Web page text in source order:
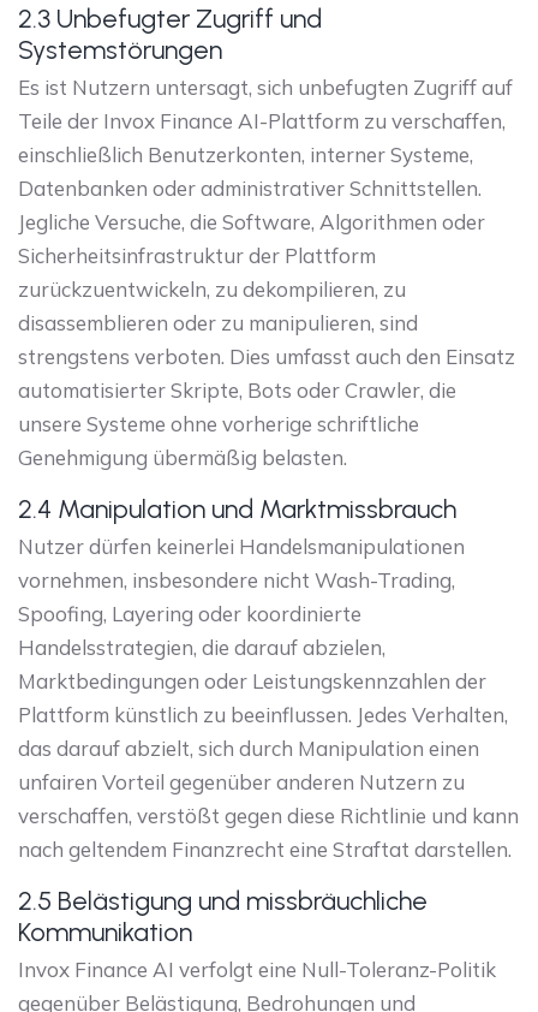
2.3 Unbefugter Zugriff und
Systemstörungen
Es ist Nutzern untersagt, sich unbefugten Zugriff auf
Teile der Invox Finance AI-Plattform zu verschaffen,
einschließlich Benutzerkonten, interner Systeme,
Datenbanken oder administrativer Schnittstellen.
Jegliche Versuche, die Software, Algorithmen oder
Sicherheitsinfrastruktur der Plattform
zurückzuentwickeln, zu dekompilieren, zu
disassemblieren oder zu manipulieren, sind
strengstens verboten. Dies umfasst auch den Einsatz
automatisierter Skripte, Bots oder Crawler, die
unsere Systeme ohne vorherige schriftliche
Genehmigung übermäßig belasten.
2.4 Manipulation und Marktmissbrauch
Nutzer dürfen keinerlei Handelsmanipulationen
vornehmen, insbesondere nicht Wash-Trading,
Spoofing, Layering oder koordinierte
Handelsstrategien, die darauf abzielen,
Marktbedingungen oder Leistungskennzahlen der
Plattform künstlich zu beeinflussen. Jedes Verhalten,
das darauf abzielt, sich durch Manipulation einen
unfairen Vorteil gegenüber anderen Nutzern zu
verschaffen, verstößt gegen diese Richtlinie und kann
nach geltendem Finanzrecht eine Straftat darstellen.
2.5 Belästigung und missbräuchliche
Kommunikation
Invox Finance AI verfolgt eine Null-Toleranz-Politik
gegenüber Belästigung, Bedrohungen und